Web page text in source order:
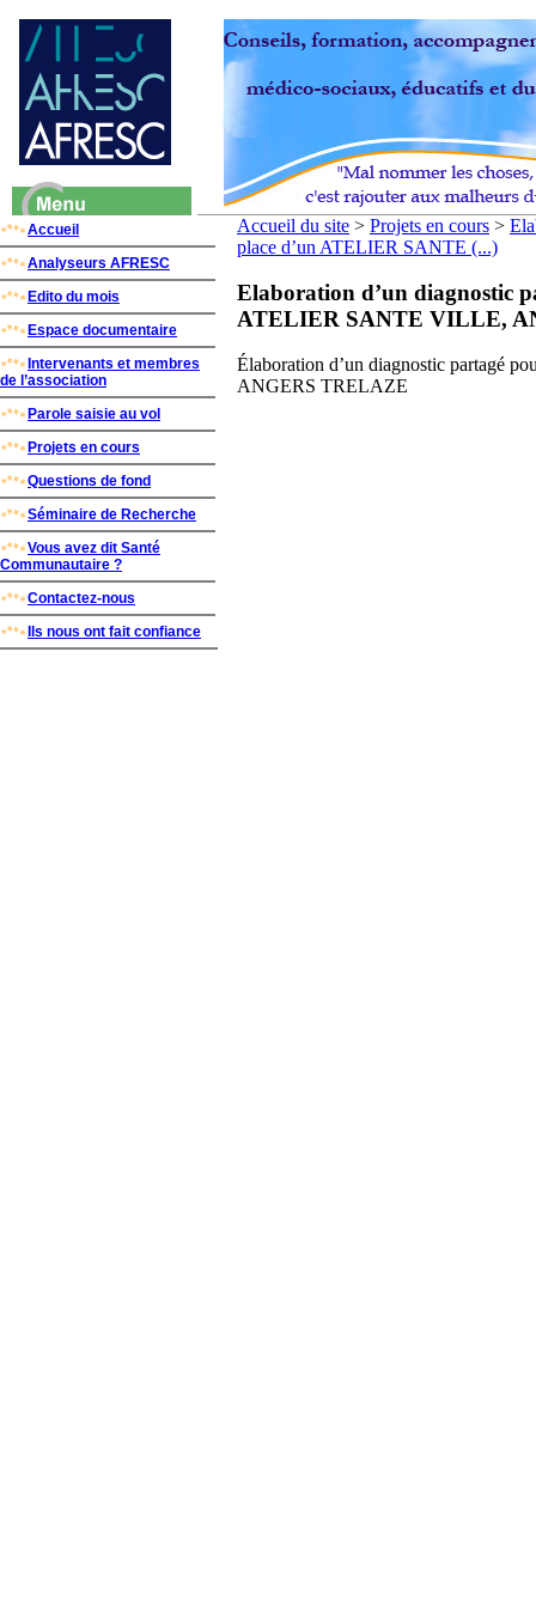
Accueil
Analyseurs AFRESC
Edito du mois
Espace documentaire
Intervenants et membres
de l’association
Parole saisie au vol
Projets en cours
Questions de fond
Séminaire de Recherche
Vous avez dit Santé
Communautaire ?
Contactez-nous
Ils nous ont fait confiance
Accueil du site > Projets en cours >
place d’un ATELIER SANTE (...)
Elaboration d’un diagnostic
ATELIER SANTE VILLE,
Élaboration d’un diagnostic partagé
ANGERS TRELAZE